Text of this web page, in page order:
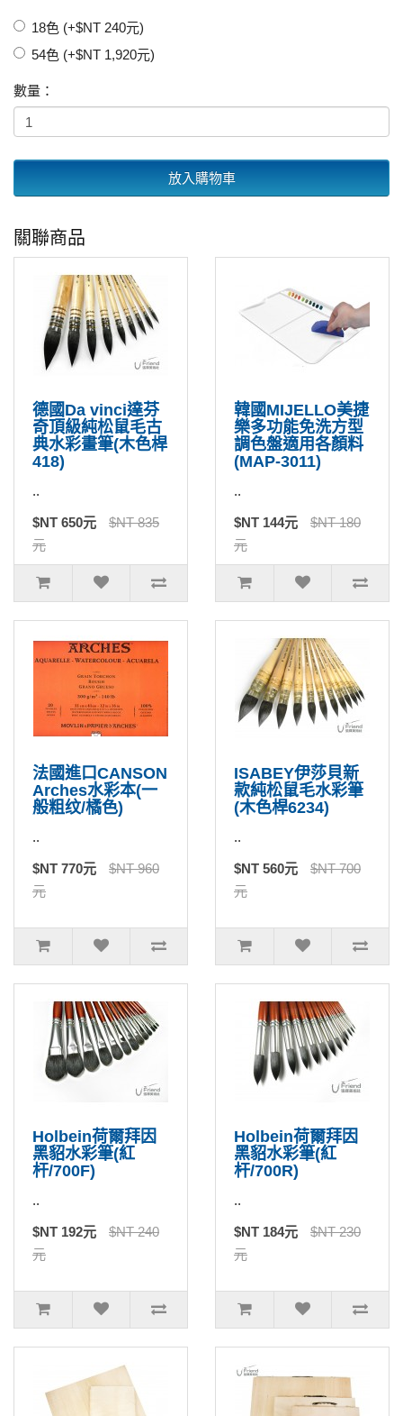
18色 (+$NT 240元)
54色 (+$NT 1,920元)
數量：
放入購物車
關聯商品
德國Da vinci達芬
奇頂級純松鼠毛古
典水彩畫筆(木色桿
418)
..
$NT 650元
$NT 835
元
韓國MIJELLO美捷
樂多功能免洗方型
調色盤適用各顏料
(MAP-3011)
..
$NT 144元
$NT 180
元
法國進口CANSON
Arches水彩本(一
般粗纹/橘色)
..
$NT 770元
$NT 960
元
ISABEY伊莎貝新
款純松鼠毛水彩筆
(木色桿6234)
..
$NT 560元
$NT 700
元
Holbein荷爾拜因
黑貂水彩筆(紅
杆/700F)
..
$NT 192元
$NT 240
元
Holbein荷爾拜因
黑貂水彩筆(紅
杆/700R)
..
$NT 184元
$NT 230
元